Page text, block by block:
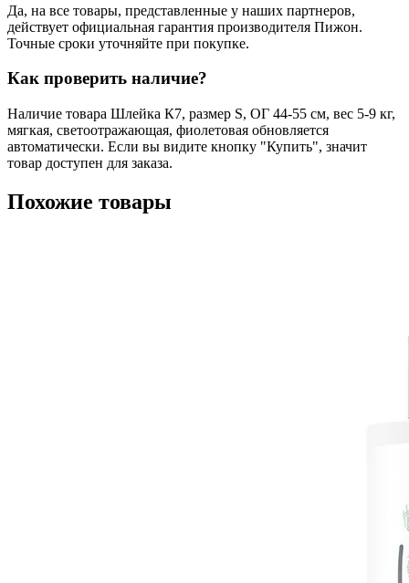
Да, на все товары, представленные у наших партнеров,
действует официальная гарантия производителя Пижон.
Точные сроки уточняйте при покупке.
Как проверить наличие?
Наличие товара Шлейка К7, размер S, ОГ 44-55 см, вес 5-9 кг,
мягкая, светоотражающая, фиолетовая обновляется
автоматически. Если вы видите кнопку "Купить", значит
товар доступен для заказа.
Похожие товары